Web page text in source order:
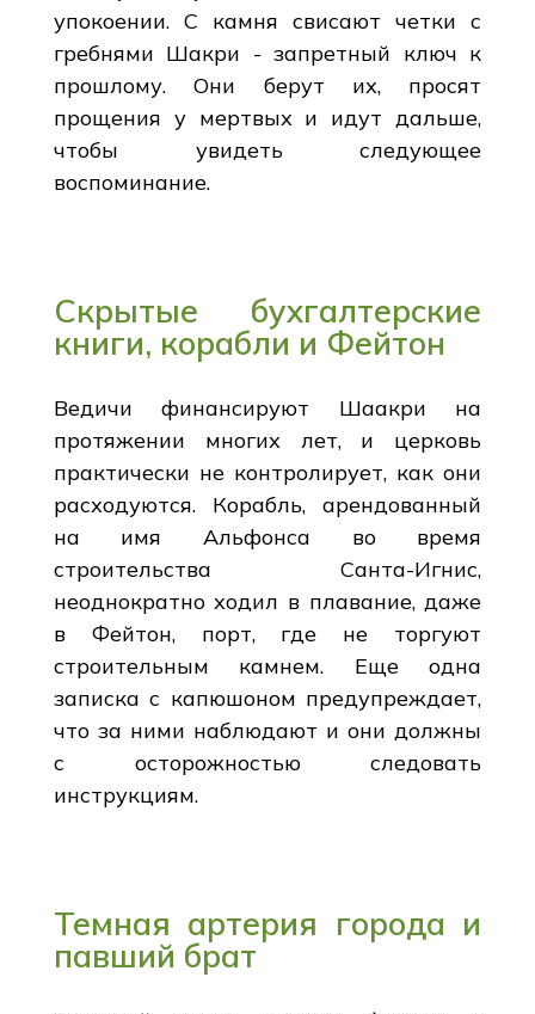
упокоении. С камня свисают четки с
гребнями Шакри - запретный ключ к
прошлому. Они берут их, просят
прощения у мертвых и идут дальше,
чтобы увидеть следующее
воспоминание.
Скрытые бухгалтерские
книги, корабли и Фейтон
Ведичи финансируют Шаакри на
протяжении многих лет, и церковь
практически не контролирует, как они
расходуются. Корабль, арендованный
на имя Альфонса во время
строительства Санта-Игнис,
неоднократно ходил в плавание, даже
в Фейтон, порт, где не торгуют
строительным камнем. Еще одна
записка с капюшоном предупреждает,
что за ними наблюдают и они должны
с осторожностью следовать
инструкциям.
Темная артерия города и
павший брат